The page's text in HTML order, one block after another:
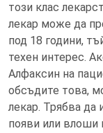
този клас
лекар може да
под 18 години,
техен интерес.
Алфаксин на
обсъдите това,
лекар. Трябва да
появи или влоши